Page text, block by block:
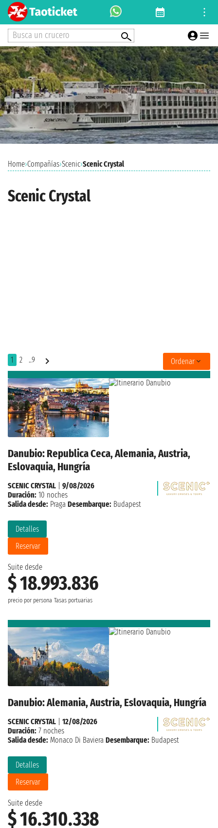
Busca un crucero
Home›Compañías›Scenic›Scenic Crystal
Scenic Crystal
1 2 ..9 Ordenar
Danubio: Republica Ceca, Alemania, Austria,
Eslovaquia, Hungría
Suite desde
$ 18.993.836
precio por persona Tasas portuarias
Detalles
Reservar
SCENIC CRYSTAL
9/08/2026
Duración: 10 noches
Salida desde: Praga Desembarque: Budapest
Danubio: Alemania, Austria, Eslovaquia, Hungría
Suite desde
$ 16.310.338
Detalles
Reservar
SCENIC CRYSTAL
12/08/2026
Duración: 7 noches
Salida desde: Monaco Di Baviera Desembarque: Budapest